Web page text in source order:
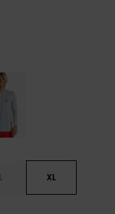
L XL